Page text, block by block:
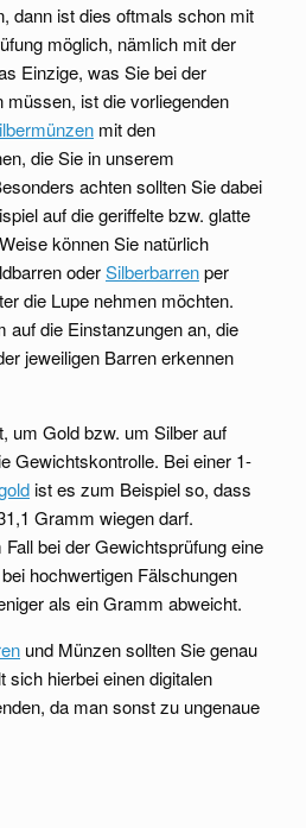
dann ist dies oftmals schon mit
möglich, nämlich mit der
Einzige, was Sie bei der
müssen, ist die vorliegenden
mit den
die Sie in unserem
achten sollten Sie dabei
auf die geriffelte bzw. glatte
können Sie natürlich
oderSilberbarrenper
die Lupe nehmen möchten.
auf die Einstanzungen an, die
jeweiligen Barren erkennen
um Gold bzw. um Silber auf
Gewichtskontrolle. Bei einer 1-
ist es zum Beispiel so, dass
Gramm wiegen darf.
bei der Gewichtsprüfung eine
hochwertigen Fälschungen
als ein Gramm abweicht.
und Münzen sollten Sie genau
sich hierbei einen digitalen
da man sonst zu ungenaue